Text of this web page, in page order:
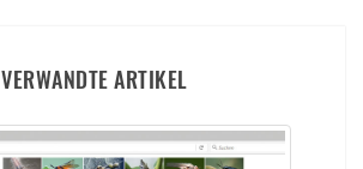
VERWANDTE ARTIKEL